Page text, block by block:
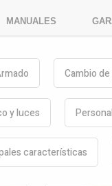
MANUALES
Cambio
y luces
características